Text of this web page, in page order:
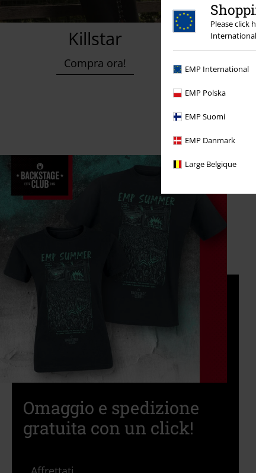
Please click
International
EMP International
EMP Polska
EMP Suomi
EMP Danmark
Large Belgique
Killstar
Compra ora!
Omaggio e spedizione
gratuita con un click!